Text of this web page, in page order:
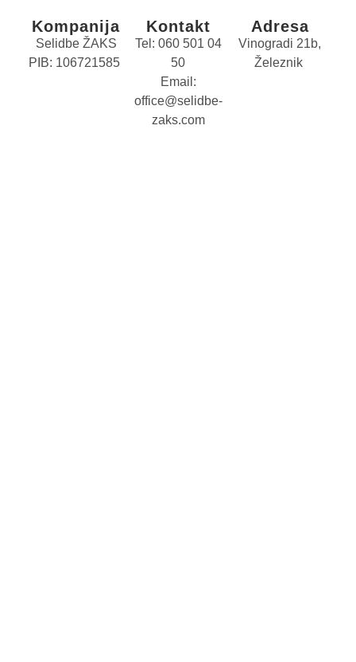
Kompanija
Selidbe ŽAKS
PIB: 106721585
Kontakt
Tel: 060 501 04
50
Email:
office@selidbe-
zaks.com
Adresa
Vinogradi 21b,
Železnik